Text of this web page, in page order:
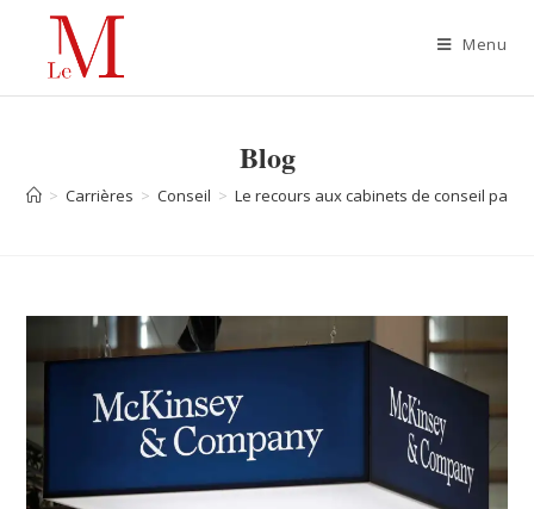
Menu
Blog
> Carrières > Conseil > Le recours aux cabinets de conseil par